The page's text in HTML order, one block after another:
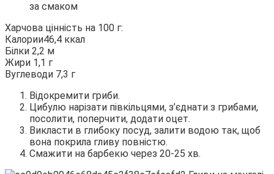
за смаком
Харчова цінність на 100 г:
Калории46,4 ккал
Білки 2,2 м
Жири 1,1 г
Вуглеводи 7,3 г
Відокремити гриби.
Цибулю нарізати півкільцями, з’єднати з грибами,
посолити, поперчити, додати оцет.
Викласти в глибоку посуд, залити водою так, щоб
вона покрила гливу повністю.
Смажити на барбекю через 20-25 хв.